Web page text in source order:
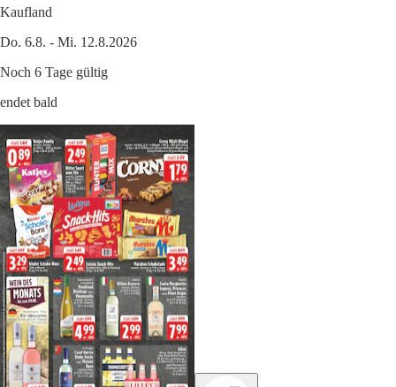
Kaufland
Do. 6.8. - Mi. 12.8.2026
Noch 6 Tage gültig
endet bald